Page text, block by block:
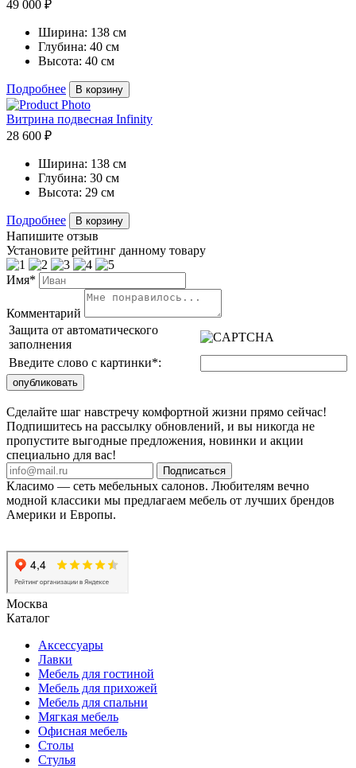
49 000 ₽
Ширина: 138 см
Глубина: 40 см
Высота: 40 см
Подробнее В корзину
Витрина подвесная Infinity
28 600 ₽
Ширина: 138 см
Глубина: 30 см
Высота: 29 см
Подробнее В корзину
Напишите отзыв
Установите рейтинг данному товару
Имя*
Комментарий
Защита от автоматического
заполнения
Введите слово с картинки*:
Сделайте шаг навстречу комфортной жизни прямо сейчас!
Подпишитесь на рассылку обновлений, и вы никогда не
пропустите выгодные предложения, новинки и акции
специально для вас!
Подписаться
Класимо — cеть мебельных салонов. Любителям вечно
модной классики мы предлагаем мебель от лучших брендов
Америки и Европы.
Москва
Каталог
Аксессуары
Лавки
Мебель для гостиной
Мебель для прихожей
Мебель для спальни
Мягкая мебель
Офисная мебель
Столы
Стулья